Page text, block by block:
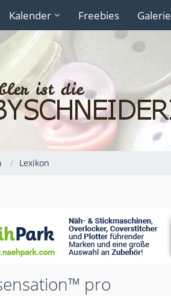
Kalender Freebies Galerie
Lexikon
pro